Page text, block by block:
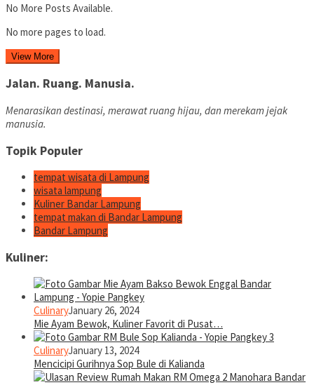
No More Posts Available.
No more pages to load.
View More
Jalan. Ruang. Manusia.
Menarasikan destinasi, merawat ruang hijau, dan merekam jejak
manusia.
Topik Populer
tempat wisata di Lampung
wisata lampung
Kuliner Bandar Lampung
tempat makan di Bandar Lampung
Bandar Lampung
Kuliner:
CulinaryJanuary 26, 2024
Mie Ayam Bewok, Kuliner Favorit di Pusat…
CulinaryJanuary 13, 2024
Mencicipi Gurihnya Sop Bule di Kalianda